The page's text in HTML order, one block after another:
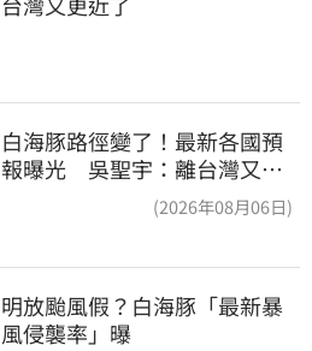
白海豚路徑變了！最新各國預
報曝光 吳聖宇：離台灣又更
(2026年08月06日)
明放颱風假？白海豚「最新暴
風侵襲率」曝